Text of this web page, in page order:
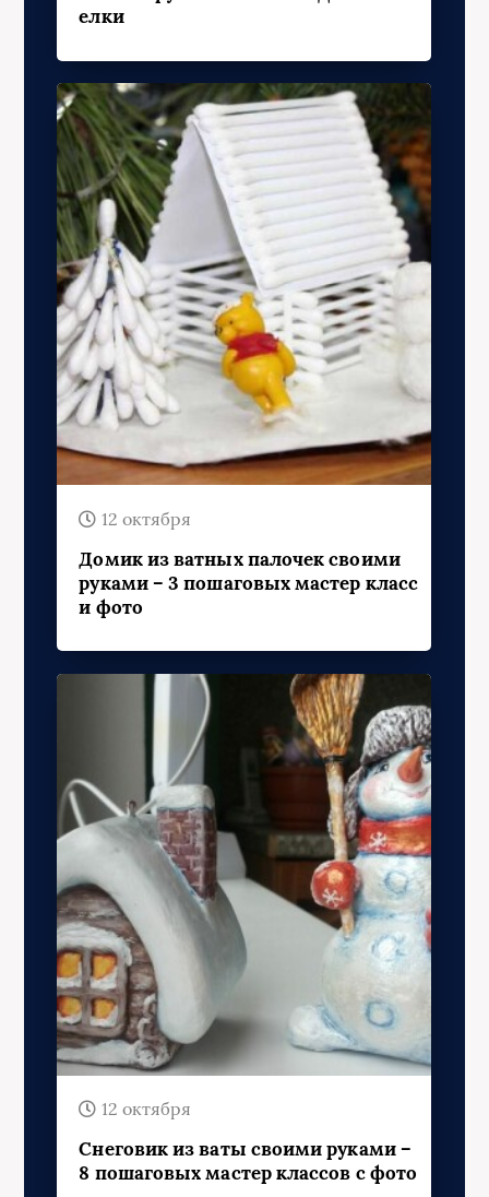
12 октября
Домик из ватных палочек своими
руками – 3 пошаговых мастер класс
и фото
12 октября
Снеговик из ваты своими руками –
8 пошаговых мастер классов с фото